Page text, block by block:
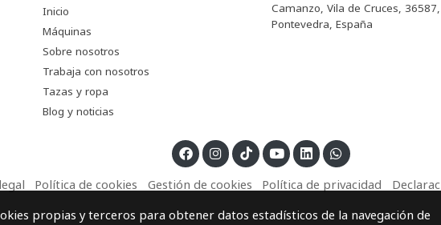
Inicio
Máquinas
Sobre nosotros
Trabaja con nosotros
Tazas y ropa
Blog y noticias
Camanzo, Vila de Cruces, 36587,
Pontevedra, España
Política de cookies Gestión de cookies Política de privacidad
propias y terceros para obtener datos estadísticos de la navegación de